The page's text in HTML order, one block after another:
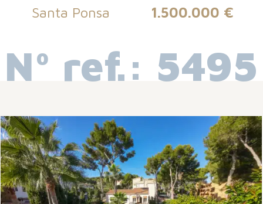
Santa Ponsa 1.500.000 €
Nº ref.: 5495